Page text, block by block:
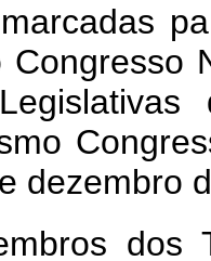
Congresso
dezembro
dos